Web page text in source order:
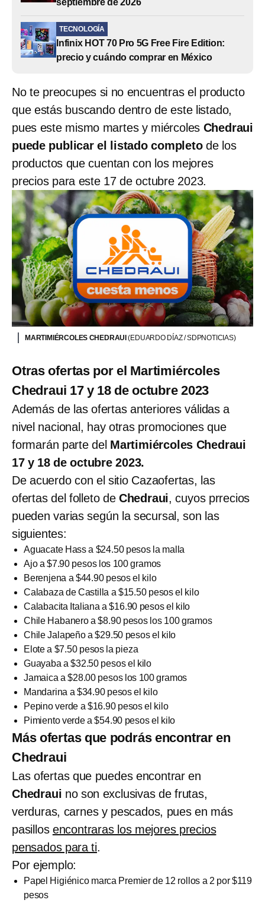
septiembre de 2026
TECNOLOGÍA
Infinix HOT 70 Pro 5G Free Fire Edition:
precio y cuándo comprar en México
No te preocupes si no encuentras el producto
que estás buscando dentro de este listado,
pues este mismo martes y miércoles Chedraui
puede publicar el listado completode los
productos que cuentan con los mejores
precios para este 17 de octubre 2023.
MARTIMIÉRCOLES CHEDRAUI(EDUARDO DÍAZ / SDPNOTICIAS)
Otras ofertas por el Martimiércoles
Chedraui 17 y 18 de octubre 2023
Además de las ofertas anteriores válidas a
nivel nacional, hay otras promociones que
formarán parte del Martimiércoles Chedraui
17 y 18 de octubre 2023.
De acuerdo con el sitio Cazaofertas, las
ofertas del folleto de Chedraui, cuyos prrecios
pueden varias según la secursal, son las
siguientes:
Aguacate Hass a $24.50 pesos la malla
Ajo a $7.90 pesos los 100 gramos
Berenjena a $44.90 pesos el kilo
Calabaza de Castilla a $15.50 pesos el kilo
Calabacita Italiana a $16.90 pesos el kilo
Chile Habanero a $8.90 pesos los 100 gramos
Chile Jalapeño a $29.50 pesos el kilo
Elote a $7.50 pesos la pieza
Guayaba a $32.50 pesos el kilo
Jamaica a $28.00 pesos los 100 gramos
Mandarina a $34.90 pesos el kilo
Pepino verde a $16.90 pesos el kilo
Pimiento verde a $54.90 pesos el kilo
Más ofertas que podrás encontrar en
Chedraui
Las ofertas que puedes encontrar en
Chedraui no son exclusivas de frutas,
verduras, carnes y pescados, pues en más
pasillos encontraras los mejores precios
pensados para ti.
Por ejemplo:
Papel Higiénico marca Premier de 12 rollos a 2 por $119
pesos